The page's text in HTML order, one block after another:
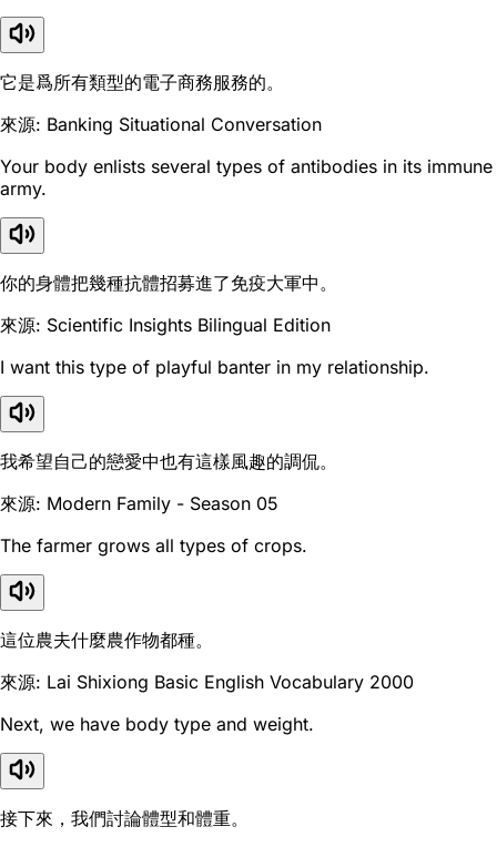
它是爲所有類型的電子商務服務的。
來源: Banking Situational Conversation
Your body enlists several types of antibodies in its immune
army.
你的身體把幾種抗體招募進了免疫大軍中。
來源: Scientific Insights Bilingual Edition
I want this type of playful banter in my relationship.
我希望自己的戀愛中也有這樣風趣的調侃。
來源: Modern Family - Season 05
The farmer grows all types of crops.
這位農夫什麼農作物都種。
來源: Lai Shixiong Basic English Vocabulary 2000
Next, we have body type and weight.
接下來，我們討論體型和體重。